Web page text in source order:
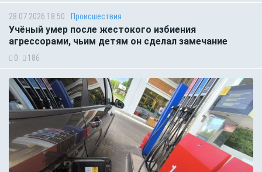
28.07.2026 18:50 Происшествия
Учёный умер после жестокого избиения
агрессорами, чьим детям он сделал замечание
0 186